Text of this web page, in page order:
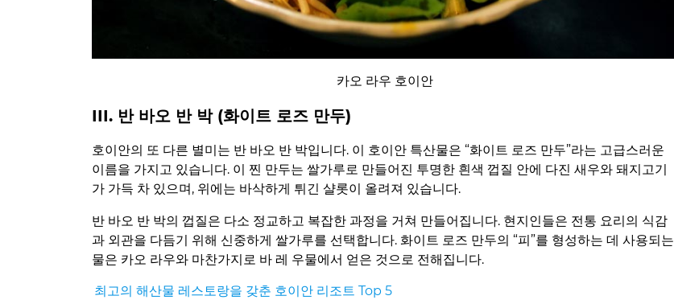
카오 라우 호이안
III. 반 바오 반 박 (화이트 로즈 만두)
호이안의 또 다른 별미는 반 바오 반 박입니다. 이 호이안 특산물은 “화이트 로즈 만두”라는 고급스러운
이름을 가지고 있습니다. 이 찐 만두는 쌀가루로 만들어진 투명한 흰색 껍질 안에 다진 새우와 돼지고기
가 가득 차 있으며, 위에는 바삭하게 튀긴 샬롯이 올려져 있습니다.
반 바오 반 박의 껍질은 다소 정교하고 복잡한 과정을 거쳐 만들어집니다. 현지인들은 전통 요리의 식감
과 외관을 다듬기 위해 신중하게 쌀가루를 선택합니다. 화이트 로즈 만두의 “피”를 형성하는 데 사용되는
물은 카오 라우와 마찬가지로 바 레 우물에서 얻은 것으로 전해집니다.
최고의 해산물 레스토랑을 갖춘 호이안 리조트 Top 5